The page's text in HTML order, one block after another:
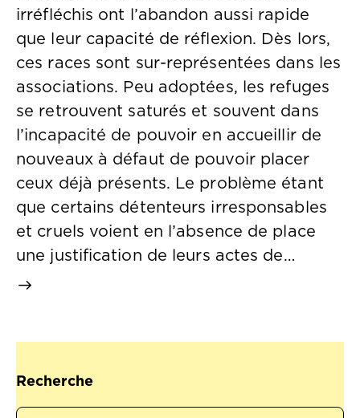
irréfléchis ont l’abandon aussi rapide
que leur capacité de réflexion. Dès lors,
ces races sont sur-représentées dans les
associations. Peu adoptées, les refuges
se retrouvent saturés et souvent dans
l’incapacité de pouvoir en accueillir de
nouveaux à défaut de pouvoir placer
ceux déjà présents. Le problème étant
que certains détenteurs irresponsables
et cruels voient en l’absence de place
une justification de leurs actes de…
Recherche